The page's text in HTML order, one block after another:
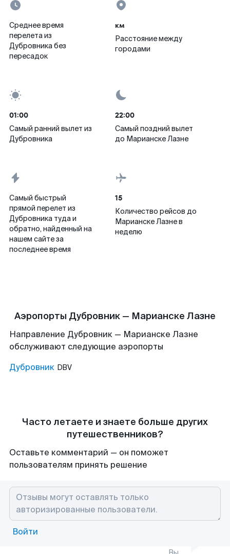
Среднее время
перелета из
Дубровника без
пересадок
км
Расстояние между
городами
01:00
Самый ранний вылет из
Дубровника
22:00
Самый поздний вылет
до Марианске Лазне
Самый быстрый
прямой перелет из
Дубровника туда и
обратно, найденный на
нашем сайте за
последнее время
15
Количество рейсов до
Марианске Лазне в
неделю
Аэропорты Дубровник — Марианске Лазне
Направление Дубровник — Марианске Лазне
обслуживают следующие аэропорты
Дубровник DBV
Часто летаете и знаете больше других
путешественников?
Оставьте комментарий — он поможет
пользователям принять решение
Войти